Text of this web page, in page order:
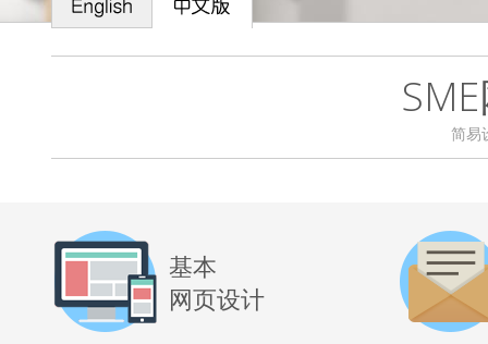
简易
基本
网页设计